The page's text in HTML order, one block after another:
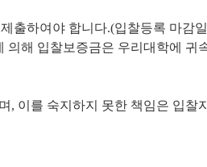
출하여야 합니다.(입찰등록 마감
의해 입찰보증금은 우리대학에 귀
, 이를 숙지하지 못한 책임은 입찰